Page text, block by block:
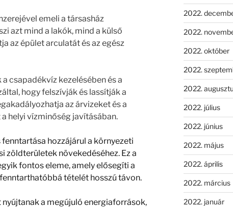
emeli a társasház
azt mind a lakók, mind a külső
az épület arculatát és az egész
csapadékvíz kezelésében és a
hogy felszívják és lassítják a
az árvizeket és a
helyi vízminőség javításában.
fenntartása hozzájárul a környezeti
zöldterületek növekedéséhez. Ez a
fontos eleme, amely elősegíti a
tételét hosszú távon.
a megújuló energiaforrások,
2022.
2022.
2022. október
2022.
2022.
2022. július
2022. június
2022. május
2022. április
2022. március
2022. január